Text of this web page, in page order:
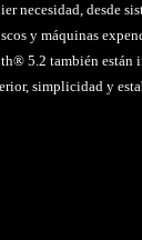
necesidad, desde
y máquinas
5.2 también están
simplicidad y